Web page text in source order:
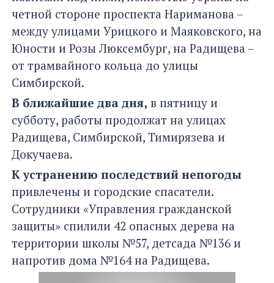
четной стороне проспекта Нариманова –
между улицами Урицкого и Маяковского, на
Юности и Розы Люксембург, на Радищева –
от трамвайного кольца до улицы
Симбирской.
В ближайшие два дня, в пятницу и
субботу, работы продолжат на улицах
Радищева, Симбирской, Тимирязева и
Докучаева.
К устранению последствий непогоды
привлечены и городские спасатели.
Сотрудники «Управления гражданской
защиты» спилили 42 опасных дерева на
территории школы №57, детсада №136 и
напротив дома №164 на Радищева.